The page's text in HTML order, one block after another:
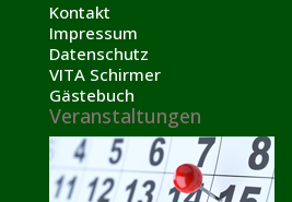
Kontakt
Impressum
Datenschutz
VITA Schirmer
Gästebuch
Veranstaltungen